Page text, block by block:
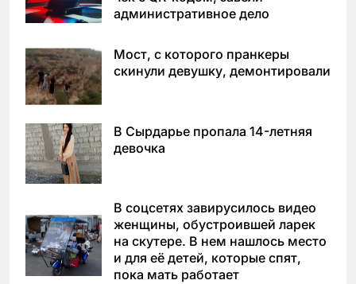
административное дело
Мост, с которого пранкеры
скинули девушку, демонтировали
В Сырдарье пропала 14-летняя
девочка
В соцсетях завирусилось видео
женщины, обустроившей ларек
на скутере. В нем нашлось место
и для её детей, которые спят,
пока мать работает